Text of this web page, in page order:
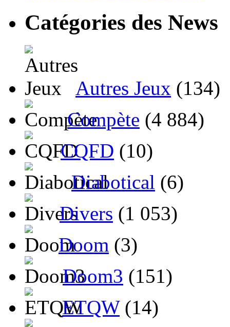
Catégories des News
Autres Jeux (134)
Compète (4 884)
CQFD (10)
Diabotical (6)
Divers (1 053)
Doom (3)
Doom3 (151)
ETQW(14)